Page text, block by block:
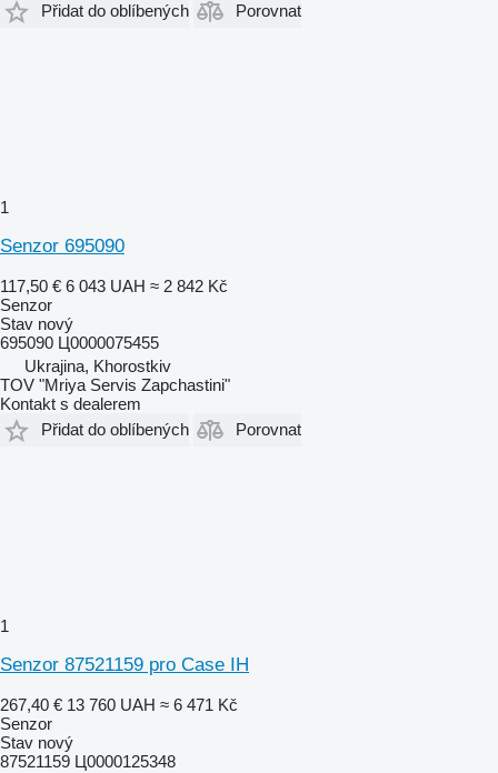
Přidat do oblíbených
Porovnat
1
Senzor 695090
117,50 € 6 043 UAH ≈ 2 842 Kč
Senzor
Stav nový
695090 Ц0000075455
Ukrajina, Khorostkiv
TOV "Mriya Servis Zapchastini"
Kontakt s dealerem
Přidat do oblíbených
Porovnat
1
Senzor 87521159 pro Case IH
267,40 € 13 760 UAH ≈ 6 471 Kč
Senzor
Stav nový
87521159 Ц0000125348